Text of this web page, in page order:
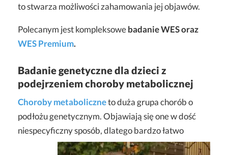
to stwarza możliwości zahamowania jej objawów.
Polecanym jest kompleksowebadanie WES oraz
WES Premium.
Badanie genetyczne dla dzieci z
podejrzeniem choroby metabolicznej
Choroby metaboliczneto duża grupa chorób o
podłożu genetycznym. Objawiają się one w dość
niespecyficzny sposób, dlatego bardzo łatwo